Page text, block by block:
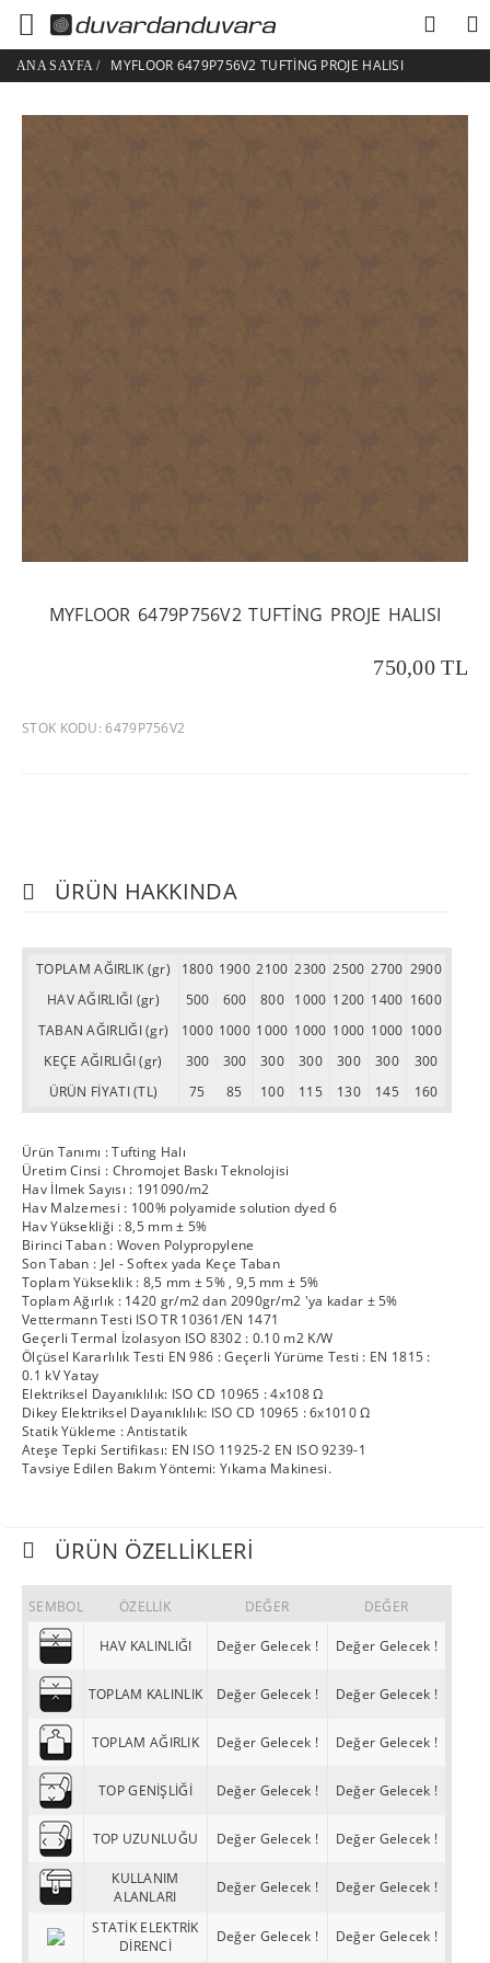
HESABIM ÜYE GIRIŞI
ANA SAYFA / MYFLOOR 6479P756V2 TUFTING PROJE HALISI
MYFLOOR 6479P756V2 TUFTING PROJE HALISI
750,00 TL
STOK KODU: 6479P756V2
ÜRÜN HAKKINDA
TOPLAM AĞIRLIK (gr) 1800 1900 2100 2300 2500 2700 2900
HAV AĞIRLIĞI (gr)
500 600 800 1000 1200 1400 1600
TABAN AĞIRLIĞI (gr)
1000 1000 1000 1000 1000 1000 1000
KEÇE AĞIRLIĞI (gr)
300 300 300 300 300 300
300
ÜRÜN FİYATI (TL)
75 85 100 115 130 145 160
Ürün Tanımı : Tufting Halı
Üretim Cinsi : Chromojet Baskı Teknolojisi
Hav İlmek Sayısı : 191090/m2
Hav Malzemesi : 100% polyamide solution dyed 6
Hav Yüksekliği : 8,5 mm ± 5%
Birinci Taban : Woven Polypropylene
Son Taban : Jel - Softex yada Keçe Taban
Toplam Yükseklik : 8,5 mm ± 5% , 9,5 mm ± 5%
Toplam Ağırlık : 1420 gr/m2 dan 2090gr/m2 'ya kadar ± 5%
Vettermann Testi ISO TR 10361/EN 1471
Geçerli Termal İzolasyon ISO 8302 : 0.10 m2 K/W
Ölçüsel Kararlılık Testi EN 986 : Geçerli Yürüme Testi : EN 1815 :
0.1 kV Yatay
Elektriksel Dayanıklılık: ISO CD 10965 : 4x108 Ω
Dikey Elektriksel Dayanıklılık: ISO CD 10965 : 6x1010 Ω
Statik Yükleme : Antistatik
Ateşe Tepki Sertifikası: EN ISO 11925-2 EN ISO 9239-1
Tavsiye Edilen Bakım Yöntemi: Yıkama Makinesi.
ÜRÜN ÖZELLIKLERI
SEMBOL ÖZELLİK DEĞER DEĞER
HAV KALINLIĞI Değer Gelecek ! Değer Gelecek !
TOPLAM KALINLIK Değer Gelecek ! Değer Gelecek !
TOPLAM AĞIRLIK Değer Gelecek ! Değer Gelecek !
TOP GENİŞLİĞİ Değer Gelecek ! Değer Gelecek !
TOP UZUNLUĞU Değer Gelecek ! Değer Gelecek !
KULLANIM
ALANLARI
Değer Gelecek ! Değer Gelecek !
STATİK ELEKTRİK
DİRENCİ
Değer Gelecek ! Değer Gelecek !